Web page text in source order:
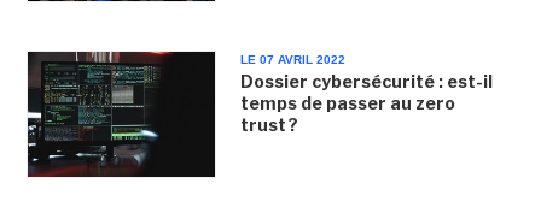
LE 07 AVRIL 2022
Dossier cybersécurité : est-il
temps de passer au zero
trust ?